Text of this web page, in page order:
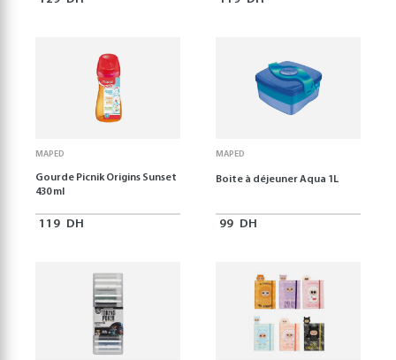
MAPED
Gourde Picnik Origins Sunset
430 ml
119 DH
MAPED
Boite à déjeuner Aqua 1L
99 DH